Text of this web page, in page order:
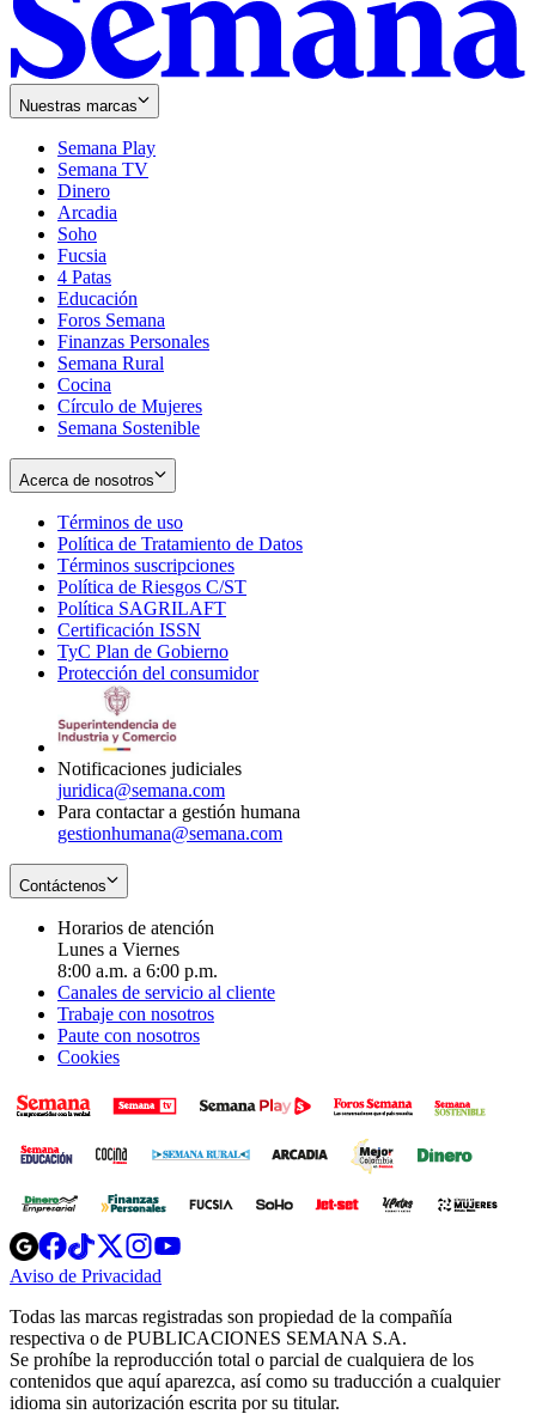
Nuestras marcas
Semana Play
Semana TV
Dinero
Arcadia
Soho
in
new
window
Fucsia
in
new
window
4 Patas
Educación
Foros Semana
Finanzas Personales
Semana Rural
Cocina
Círculo de Mujeres
Semana Sostenible
Acerca de nosotros
Términos de uso
in
new
window
Política de Tratamiento de Datos
Términos suscripciones
in
Política de Riesgos C/ST
Política SAGRILAFT
new
window
Certificación ISSN
in
new
TyC Plan de Gobierno
in
Protección del consumidorOpens
Notificaciones judiciales
juridica@semana.com
Para contactar a gestión humana
gestionhumana@semana.com
Contáctenos
Horarios de atención
Lunes a Viernes
8:00 a.m. a 6:00 p.m.
Canales de servicio al cliente
Trabaje con nosotros
Paute con nosotros
Cookies
Opens
in
new
Opens
in
new
Opens
in
new
window
Opens
new
windowwindow
Aviso de Privacidad
new
window
Todas las marcas registradas son propiedad de la compañía
respectiva o de PUBLICACIONES SEMANA S.A.
Se prohíbe la reproducción total o parcial de cualquiera de los
contenidos que aquí aparezca, así como su traducción a cualquier
idioma sin autorización escrita por su titular.